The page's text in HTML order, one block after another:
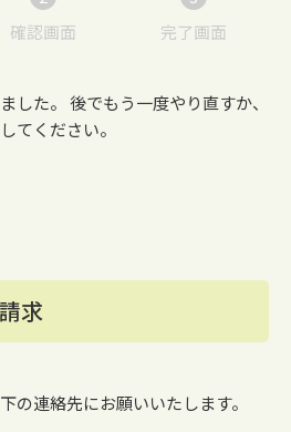
確認画面
示
さ
す。
完了画面
示
す。
した。 後でもう一度やり直すか、
てください。
求
の連絡先にお願いいたします。